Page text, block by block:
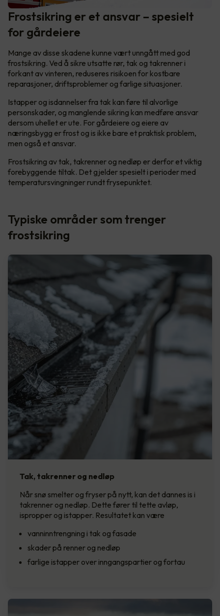
Frostsikring er et ansvar – spesielt
for gårdeiere
Mange av disse skadene kunne vært unngått med god
frostsikring. Ved å sikre utsatte rør, tak og takrenner i
forkant av vinteren, reduseres risikoen for kostbare
reparasjoner, driftsproblemer og farlige situasjoner.
Istapper og isdannelser fra tak kan føre til alvorlige
personskader, og manglende sikring kan medføre ansvar
dersom uhellet er ute. For gårdeiere og eiere av
næringsbygg er frost og is ikke bare et praktisk problem,
men også et ansvar.
Frostsikring av tak, takrenner og nedløp er derfor et viktig
forebyggende tiltak. Det gjelder spesielt i perioder med
temperatursvingninger rundt frysepunktet.
Typiske områder som trenger
frostsikring
Tak, takrenner og nedløp
Når snø smelter og fryser på nytt, kan det dannes is i
takrenner og nedløp. Dette fører til tette avløp,
ispropper og istapper. Resultatet kan være
vanninntrengning i tak og fasade
skader på renner og nedløp
farlige istapper over inngangspartier og fortau